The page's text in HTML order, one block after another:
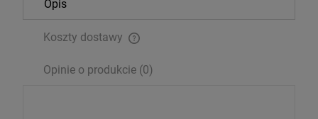
Opis
Koszty dostawy
Opinie o produkcie (0)